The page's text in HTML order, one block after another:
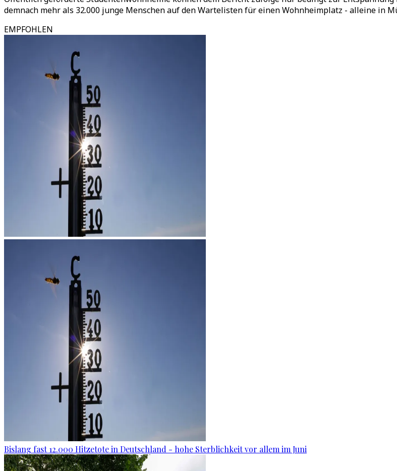
demnach mehr als 32.000 junge Menschen auf den Wartelisten für einen Wohnheimplatz - alleine in
EMPFOHLEN
Bislang fast 12.000 Hitzetote in Deutschland - hohe Sterblichkeit vor allem im Juni